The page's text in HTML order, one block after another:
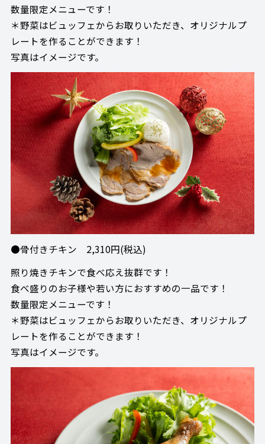
数量限定メニューです！
＊野菜はビュッフェからお取りいただき、オリジナルプ
レートを作ることができます！
写真はイメージです。
●骨付きチキン 2,310円(税込)
照り焼きチキンで食べ応え抜群です！
食べ盛りのお子様や若い方におすすめの一品です！
数量限定メニューです！
＊野菜はビュッフェからお取りいただき、オリジナルプ
レートを作ることができます！
写真はイメージです。